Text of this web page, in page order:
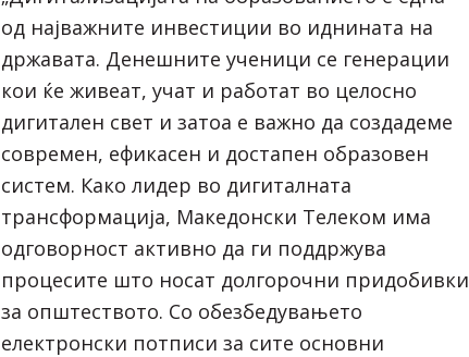
од најважните инвестиции во иднината на
државата. Денешните ученици се генерации
кои ќе живеат, учат и работат во целосно
дигитален свет и затоа е важно да создадеме
современ, ефикасен и достапен образовен
систем. Како лидер во дигиталната
трансформација, Македонски Телеком има
одговорност активно да ги поддржува
процесите што носат долгорочни придобивки
за општеството. Со обезбедувањето
електронски потписи за сите основни